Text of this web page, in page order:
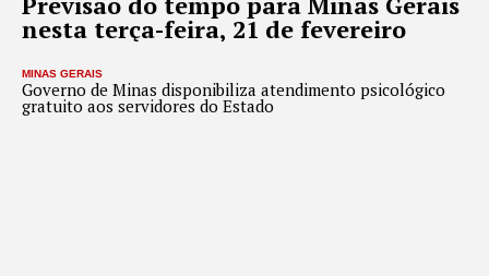
nesta terça-feira, 21 de fevereiro
MINAS GERAIS
Governo de Minas disponibiliza atendimento psicológico
gratuito aos servidores do Estado